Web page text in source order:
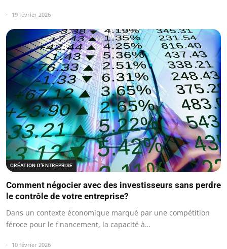
19 février 2026
CRÉATION D’ENTREPRISE
Comment négocier avec des investisseurs sans perdre
le contrôle de votre entreprise?
Dans un contexte économique marqué par une compétition
féroce pour le financement, la capacité à…
10 février 2026